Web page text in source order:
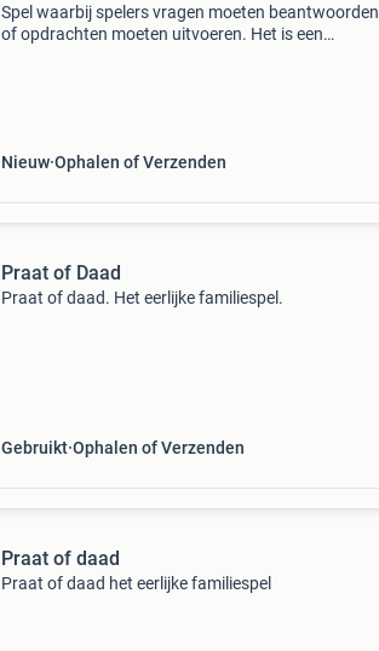
Spel waarbij spelers vragen moeten beantwoorden
of opdrachten moeten uitvoeren. Het is een
Nieuw Ophalen of Verzenden
Praat of Daad
Praat of daad. Het eerlijke familiespel.
Gebruikt Ophalen of Verzenden
Praat of daad
Praat of daad het eerlijke familiespel